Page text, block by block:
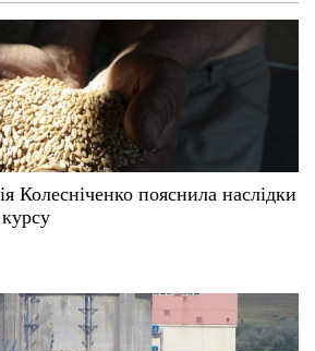
Колесніченко пояснила наслідки